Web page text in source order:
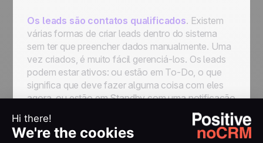
Os leads são contatos qualificados. Existem
várias formas de criar leads dentro do sistema
sem ter que preencher dados manualmente. Uma
vez criados, é muito fácil gerenciá-los. Os leads
podem estar ativos: ou estão em To-Do, o que
significa que deve fazer alguma coisa com eles
agora, ou estão em Standby com uma notificação
para outro dia que você escolheu; ou fechados:
GANHO porque fechou negócio, PERDIDO
porque optaram pela concorrência, CANCELADO